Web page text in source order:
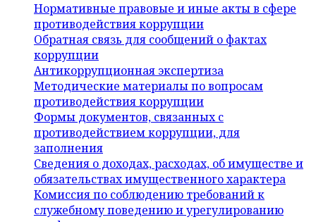
Нормативные правовые и иные акты в сфере
противодействия коррупции
Обратная связь для сообщений о фактах
коррупции
Антикоррупционная экспертиза
Методические материалы по вопросам
противодействия коррупции
Формы документов, связанных с
противодействием коррупции, для
заполнения
Сведения о доходах, расходах, об имуществе и
обязательствах имущественного характера
Комиссия по соблюдению требований к
служебному поведению и урегулированию